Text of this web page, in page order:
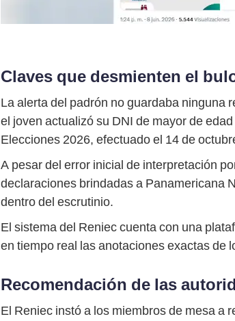
Claves que desmienten el
La alerta del padrón no guardaba ninguna
el joven actualizó su DNI de mayor de
Elecciones 2026, efectuado el 14 de
A pesar del error inicial de interpretación
declaraciones brindadas a Panamericana
dentro del escrutinio.
El sistema del Reniec cuenta con una
en tiempo real las anotaciones exactas de
Recomendación de las
El Reniec instó a los miembros de mesa a